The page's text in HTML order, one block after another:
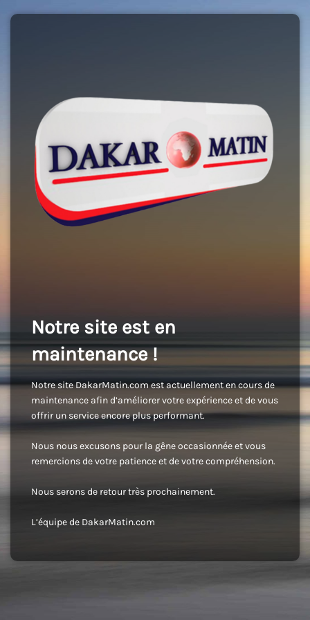
Notre site est en
maintenance !
Notre site DakarMatin.com est actuellement en cours de
maintenance afin d’améliorer votre expérience et de vous
offrir un service encore plus performant.
Nous nous excusons pour la gêne occasionnée et vous
remercions de votre patience et de votre compréhension.
Nous serons de retour très prochainement.
L’équipe de DakarMatin.com